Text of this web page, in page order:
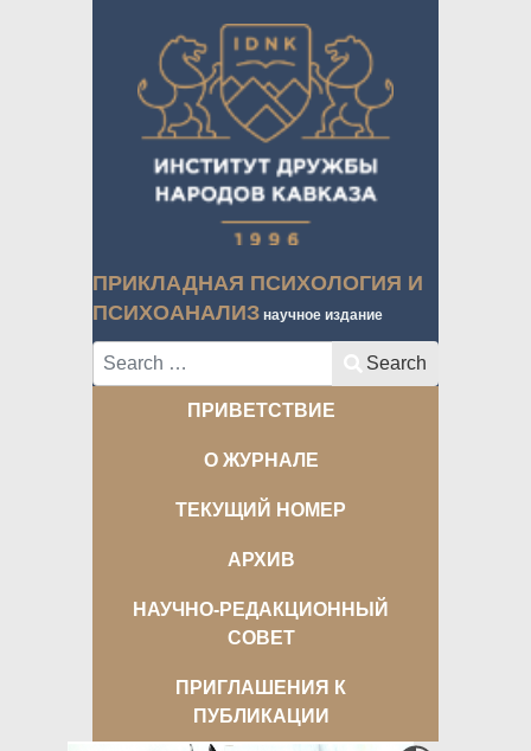
ПРИКЛАДНАЯ ПСИХОЛОГИЯ И
ПСИХОАНАЛИЗ научное издание
Search Search
ПРИВЕТСТВИЕ
О ЖУРНАЛЕ
ТЕКУЩИЙ НОМЕР
АРХИВ
НАУЧНО-РЕДАКЦИОННЫЙ
СОВЕТ
ПРИГЛАШЕНИЯ К
ПУБЛИКАЦИИ